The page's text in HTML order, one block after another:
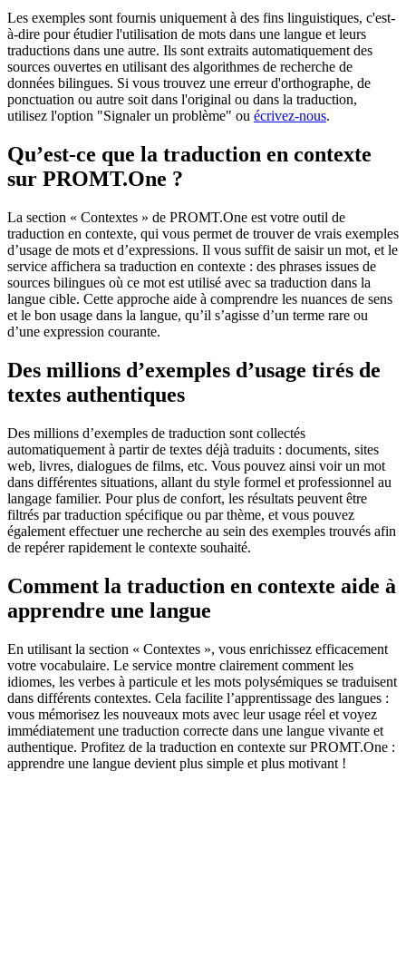
Les exemples sont fournis uniquement à des fins linguistiques, c'est-
à-dire pour étudier l'utilisation de mots dans une langue et leurs
traductions dans une autre. Ils sont extraits automatiquement des
sources ouvertes en utilisant des algorithmes de recherche de
données bilingues. Si vous trouvez une erreur d'orthographe, de
ponctuation ou autre soit dans l'original ou dans la traduction,
utilisez l'option "Signaler un problème" ou écrivez-nous.
Qu’est-ce que la traduction en contexte
sur PROMT.One ?
La section « Contextes » de PROMT.One est votre outil de
traduction en contexte, qui vous permet de trouver de vrais exemples
d’usage de mots et d’expressions. Il vous suffit de saisir un mot, et le
service affichera sa traduction en contexte : des phrases issues de
sources bilingues où ce mot est utilisé avec sa traduction dans la
langue cible. Cette approche aide à comprendre les nuances de sens
et le bon usage dans la langue, qu’il s’agisse d’un terme rare ou
d’une expression courante.
Des millions d’exemples d’usage tirés de
textes authentiques
Des millions d’exemples de traduction sont collectés
automatiquement à partir de textes déjà traduits : documents, sites
web, livres, dialogues de films, etc. Vous pouvez ainsi voir un mot
dans différentes situations, allant du style formel et professionnel au
langage familier. Pour plus de confort, les résultats peuvent être
filtrés par traduction spécifique ou par thème, et vous pouvez
également effectuer une recherche au sein des exemples trouvés afin
de repérer rapidement le contexte souhaité.
Comment la traduction en contexte aide à
apprendre une langue
En utilisant la section « Contextes », vous enrichissez efficacement
votre vocabulaire. Le service montre clairement comment les
idiomes, les verbes à particule et les mots polysémiques se traduisent
dans différents contextes. Cela facilite l’apprentissage des langues :
vous mémorisez les nouveaux mots avec leur usage réel et voyez
immédiatement une traduction correcte dans une langue vivante et
authentique. Profitez de la traduction en contexte sur PROMT.One :
apprendre une langue devient plus simple et plus motivant !